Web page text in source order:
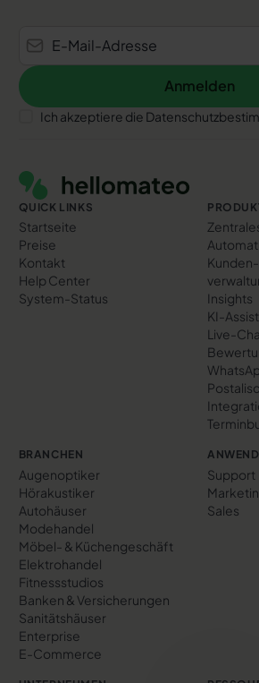
Anmelden
Anmelden
Ich akzeptiere die
QUICK LINKS
Startseite
Preise
Kontakt
Help Center
System-Status
Insights
KI-
Live-
BRANCHEN
Augenoptiker
Hörakustiker
Autohäuser
Modehandel
Möbel- & Küchengeschäft
Elektrohandel
Fitnessstudios
Banken & Versicherungen
Sanitätshäuser
Enterprise
E-Commerce
Support
Sales